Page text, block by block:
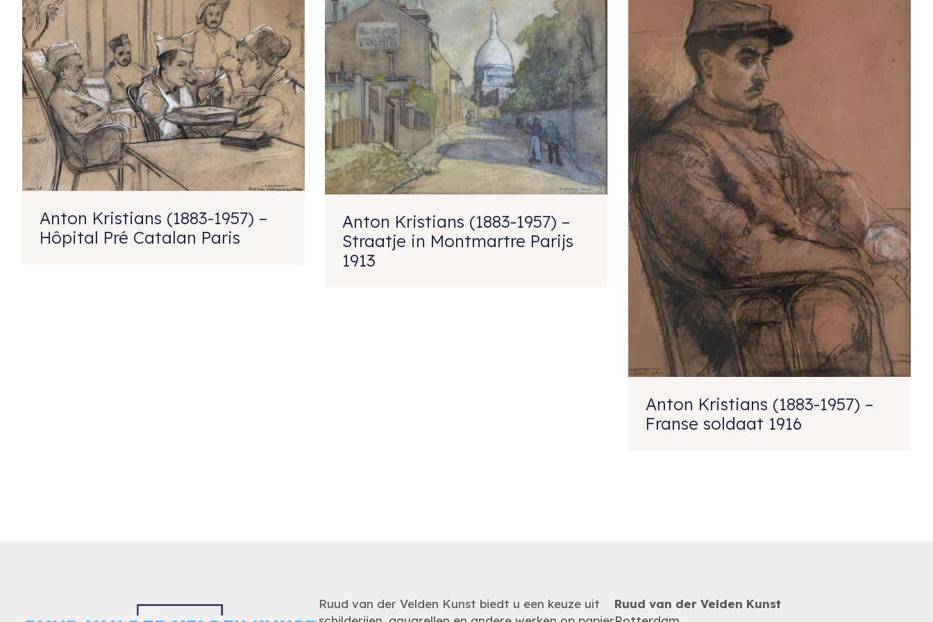
Anton Kristians (1883-1957) –
Hôpital Pré Catalan Paris
Anton Kristians (1883-1957) –
Straatje in Montmartre Parijs
1913
Anton Kristians (1883-1957) –
Franse soldaat 1916
Ruud van der Velden Kunst biedt u een keuze uit
Ruud van der Velden Kunst